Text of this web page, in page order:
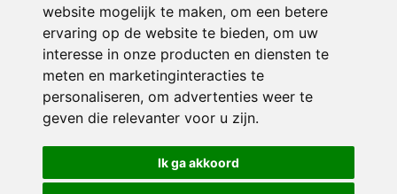
website mogelijk te maken, om een betere
ervaring op de website te bieden, om uw
interesse in onze producten en diensten te
meten en marketinginteracties te
personaliseren, om advertenties weer te
geven die relevanter voor u zijn.
Ik ga akkoord
© 2026 De Hoeksteen | Alle rechten voorbehouden
Privacy policy|Disclaimer| Klachtenregeling|RSIN en Anbi
voorkeuren
Crealisatie The MindOffice